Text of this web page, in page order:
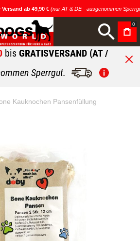
ab 49,90 €(nur AT & DE - ausgenommen
0
bis GRATISVERSAND (AT /
Sperrgut.
Kauknochen Pansenfüllung